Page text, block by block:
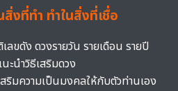
งที่ทำ ทำในสิ่งที่เชื่อ
ลขดัง ดวงรายวัน รายเดือน รายปี
ะนำวิธีเสริมดวง
ริมความเป็นมงคลให้กับตัวท่านเอง